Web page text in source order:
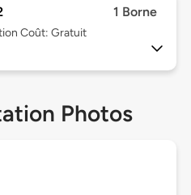
1 Borne
Coût: Gratuit
Photos